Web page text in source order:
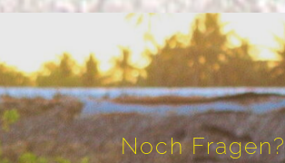
Noch Fragen?